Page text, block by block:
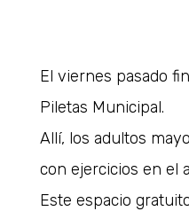
El viernes pasado
Piletas Municipal.
Allí, los adultos
con ejercicios en el
Este espacio